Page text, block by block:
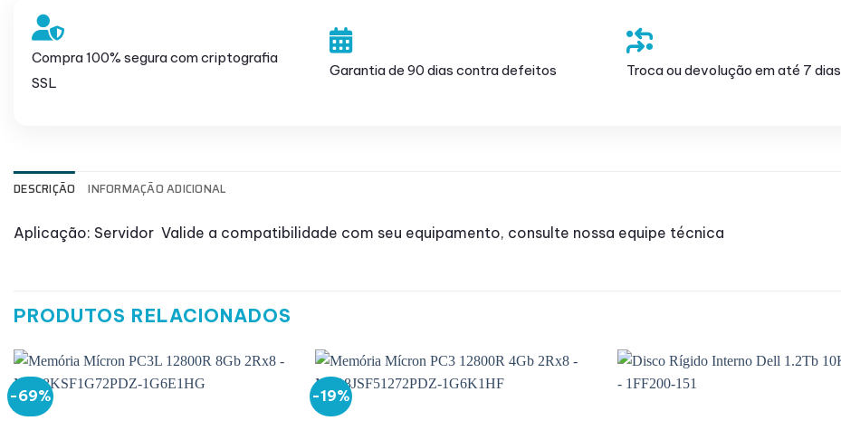
Compra 100% segura com criptografia
SSL
Garantia de 90 dias contra defeitos Troca ou devolução em até 7 dias
DESCRIÇÃO INFORMAÇÃO ADICIONAL
Aplicação: Servidor Valide a compatibilidade com seu equipamento, consulte nossa equipe técnica
PRODUTOS RELACIONADOS
-69% -19%